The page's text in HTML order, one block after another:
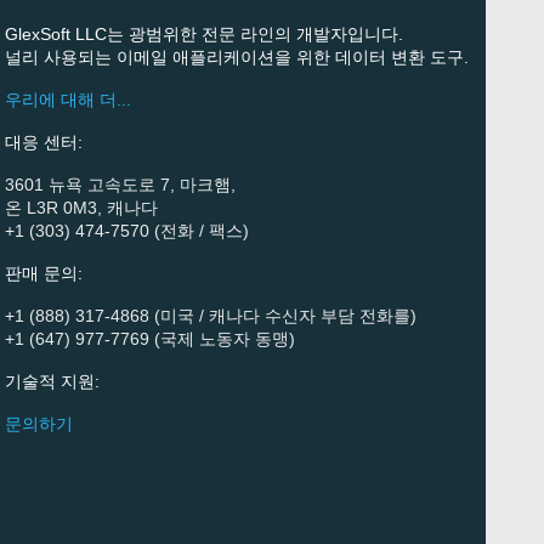
GlexSoft LLC는 광범위한 전문 라인의 개발자입니다.
널리 사용되는 이메일 애플리케이션을 위한 데이터 변환 도구.
우리에 대해 더...
대응 센터:
3601 뉴욕 고속도로 7, 마크햄,
온 L3R 0M3, 캐나다
+1 (303) 474-7570 (전화 / 팩스)
판매 문의:
+1 (888) 317-4868 (미국 / 캐나다 수신자 부담 전화를)
+1 (647) 977-7769 (국제 노동자 동맹)
기술적 지원:
문의하기